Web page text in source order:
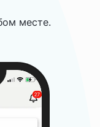
месте.